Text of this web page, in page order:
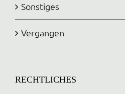
Sonstiges
Vergangen
RECHTLICHES